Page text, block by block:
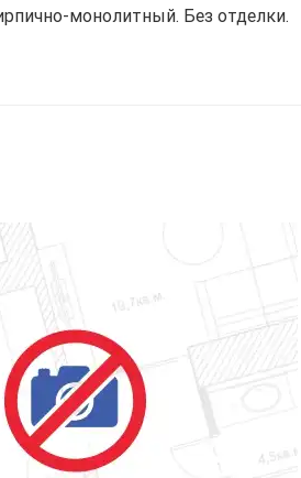
монолитный. Без отделки.